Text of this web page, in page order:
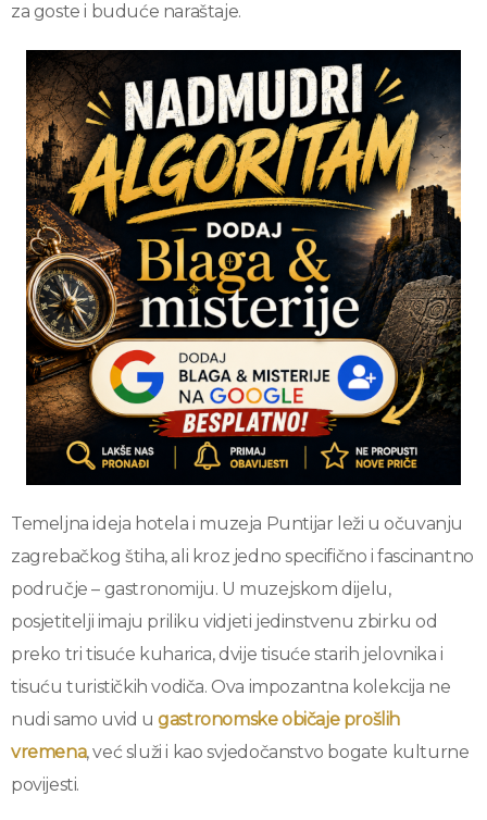
za goste i buduće naraštaje.
Temeljna ideja hotela i muzeja Puntijar leži u očuvanju
zagrebačkog štiha, ali kroz jedno specifično i fascinantno
područje – gastronomiju. U muzejskom dijelu,
posjetitelji imaju priliku vidjeti jedinstvenu zbirku od
preko tri tisuće kuharica, dvije tisuće starih jelovnika i
tisuću turističkih vodiča. Ova impozantna kolekcija ne
nudi samo uvid ugastronomske običaje prošlih
vremena, već služi i kao svjedočanstvo bogate kulturne
povijesti.